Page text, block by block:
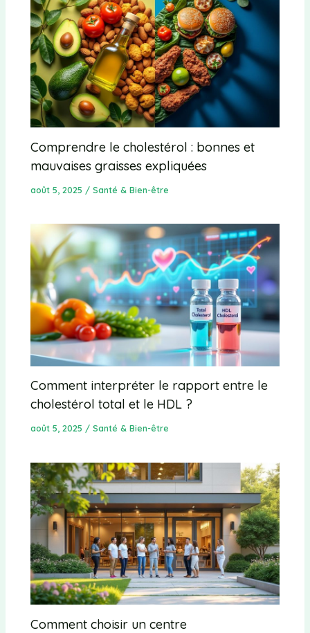
Comprendre le cholestérol : bonnes et
mauvaises graisses expliquées
août 5, 2025 /Santé & Bien-être
Comment interpréter le rapport entre le
cholestérol total et le HDL ?
août 5, 2025 /Santé & Bien-être
Comment choisir un centre